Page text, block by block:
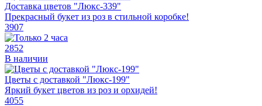
Доставка цветов "Люкс-339"
Прекрасный букет из роз в стильной коробке!
3907
2852
В наличии
Цветы с доставкой "Люкс-199"
Яркий букет цветов из роз и орхидей!
4055